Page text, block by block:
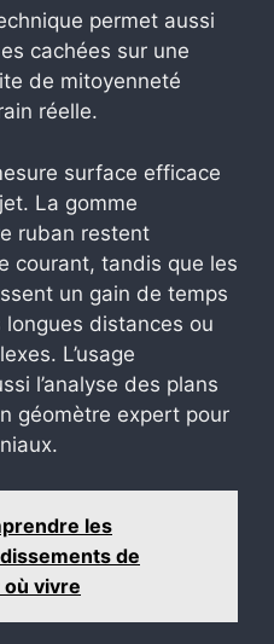
permet aussi
cachées sur une
de mitoyenneté
réelle.
surface efficace
La gomme
ruban restent
courant, tandis que les
un gain de temps
longues distances ou
L’usage
l’analyse des plans
géomètre expert pour
les
de
vivre